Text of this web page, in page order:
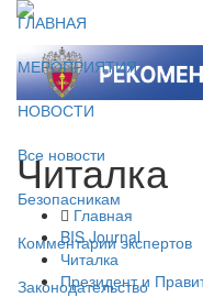
ГЛАВНАЯ
МЕРОПРИЯТИЯ
НОВОСТИ
Все новости
Безопасникам
Комментарии экспертов
Законодательство
Читалка
Главная
BIS Journal
Читалка
Президент и